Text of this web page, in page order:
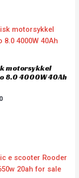
motorsykkel
8.0 4000W 40Ah